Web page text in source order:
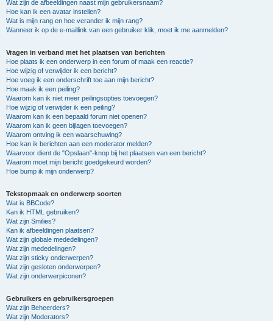
Wat zijn de afbeeldingen naast mijn gebruikersnaam?
Hoe kan ik een avatar instellen?
Wat is mijn rang en hoe verander ik mijn rang?
Wanneer ik op de e-maillink van een gebruiker klik, moet ik me aanmelden?
Vragen in verband met het plaatsen van berichten
Hoe plaats ik een onderwerp in een forum of maak een reactie?
Hoe wijzig of verwijder ik een bericht?
Hoe voeg ik een onderschrift toe aan mijn bericht?
Hoe maak ik een peiling?
Waarom kan ik niet meer peilingsopties toevoegen?
Hoe wijzig of verwijder ik een peiling?
Waarom kan ik een bepaald forum niet openen?
Waarom kan ik geen bijlagen toevoegen?
Waarom ontving ik een waarschuwing?
Hoe kan ik berichten aan een moderator melden?
Waarvoor dient de "Opslaan"-knop bij het plaatsen van een bericht?
Waarom moet mijn bericht goedgekeurd worden?
Hoe bump ik mijn onderwerp?
Tekstopmaak en onderwerp soorten
Wat is BBCode?
Kan ik HTML gebruiken?
Wat zijn Smilies?
Kan ik afbeeldingen plaatsen?
Wat zijn globale mededelingen?
Wat zijn mededelingen?
Wat zijn sticky onderwerpen?
Wat zijn gesloten onderwerpen?
Wat zijn onderwerpiconen?
Gebruikers en gebruikersgroepen
Wat zijn Beheerders?
Wat zijn Moderators?